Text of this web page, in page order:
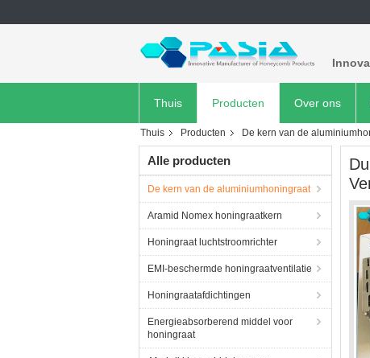
Thuis Producten Over ons
Thuis Producten De kern van de
Alle producten
De kern van de aluminiumhoningraat
Aramid Nomex honingraatkern
Honingraat luchtstroomrichter
EMI-beschermde honingraatventilatie
Honingraatafdichtingen
Energieabsorberend middel voor
honingraat